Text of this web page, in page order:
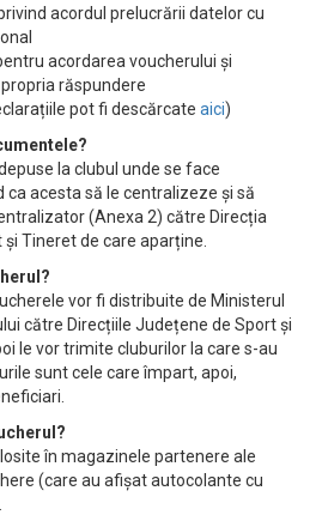
acordul prelucrării datelor cu
acordarea voucherului și
răspundere
pot fi descărcate aici)
la clubul unde se face
ca acesta să le centralizeze și să
(Anexa 2) către Direcția
Tineret de care aparține.
vor fi distribuite de Ministerul
către Direcțiile Județene de Sport și
le vor trimite cluburilor la care s-au
sunt cele care împart, apoi,
în magazinele partenere ale
(care au afișat autocolante cu